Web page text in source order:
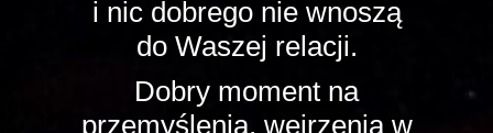
i nic dobrego nie wnoszą
do Waszej relacji.
Dobry moment na
przemyślenia, wejrzenia w